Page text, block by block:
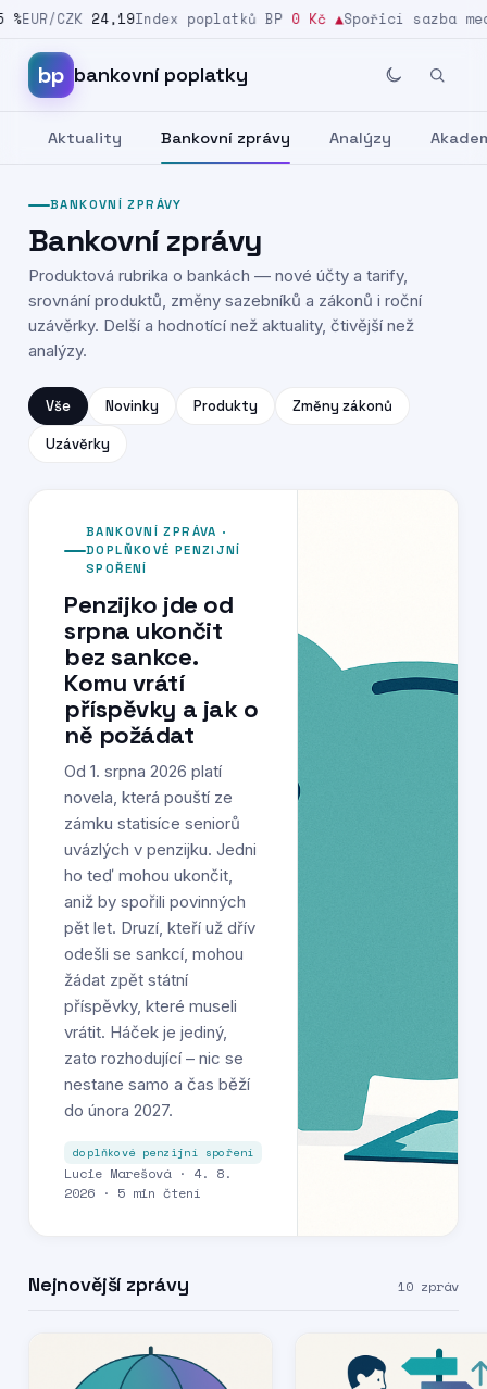
EUR/CZK 24,19Index poplatků BP 0 Kč▲ Spořicí sazba
Přeskočit na obsah
bp bankovní poplatky
Aktuality Bankovní zprávy Analýzy
BANKOVNÍ ZPRÁVY
Bankovní zprávy
Produktová rubrika o bankách — nové účty a tarify,
srovnání produktů, změny sazebníků a zákonů i roční
uzávěrky. Delší a hodnotící než aktuality, čtivější než
analýzy.
Vše Novinky Produkty Změny zákonů
Uzávěrky
BANKOVNÍ ZPRÁVA ·
DOPLŇKOVÉ PENZIJNÍ
SPOŘENÍ
Penzijko jde od
srpna ukončit
bez sankce.
Komu vrátí
příspěvky a jak o
ně požádat
Od 1. srpna 2026 platí
novela, která pouští ze
zámku statisíce seniorů
uvázlých v penzijku. Jedni
ho teď mohou ukončit,
aniž by spořili povinných
pět let. Druzí, kteří už dřív
odešli se sankcí, mohou
žádat zpět státní
příspěvky, které museli
vrátit. Háček je jediný,
zato rozhodující – nic se
nestane samo a čas běží
do února 2027.
doplňkové penzijní spoření
Lucie Marešová · 4. 8.
2026 · 5 min čtení
Nejnovější zprávy 10 zpráv